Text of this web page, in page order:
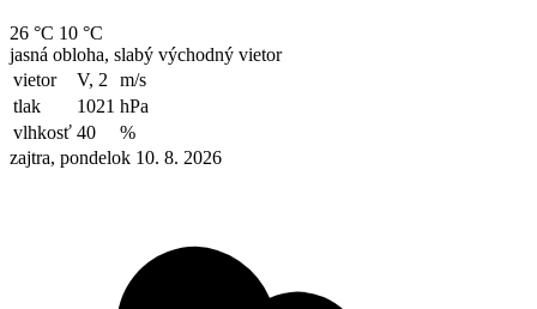
26 °C 10 °C
jasná obloha, slabý východný vietor
vietor
V, 2
m/s
tlak
1021 hPa
vlhkosť 40
%
zajtra, pondelok 10. 8. 2026